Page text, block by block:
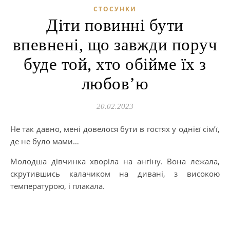
СТОСУНКИ
Діти повинні бути
впевнені, що завжди поруч
буде той, хто обійме їх з
любов’ю
20.02.2023
Не так давно, мені довелося бути в гостях у однієї сім’ї,
де не було мами…
Молодша дівчинка хворіла на ангіну. Вона лежала,
скрутившись калачиком на дивані, з високою
температурою, і плакала.